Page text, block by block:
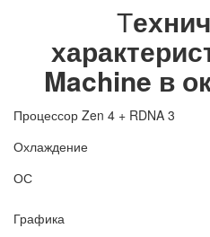
Т
Machine в
Процессор Zen 4 + RDNA 3
Охлаждение
ОС
Графика